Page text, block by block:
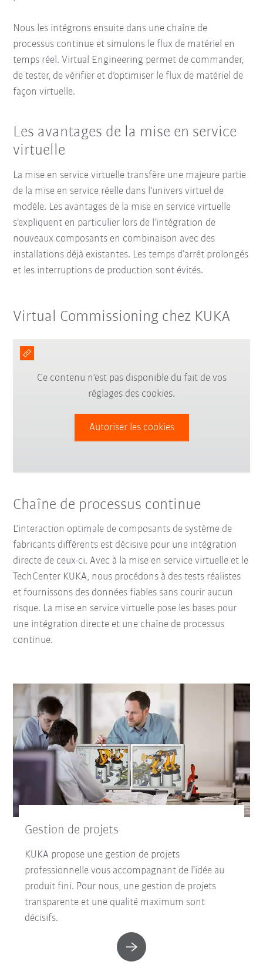
Nous les intégrons ensuite dans une chaîne de
processus continue et simulons le flux de matériel en
temps réel. Virtual Engineering permet de commander,
de tester, de vérifier et d’optimiser le flux de matériel de
façon virtuelle.
Les avantages de la mise en service
virtuelle
La mise en service virtuelle transfère une majeure partie
de la mise en service réelle dans l'univers virtuel de
modèle. Les avantages de la mise en service virtuelle
s’expliquent en particulier lors de l’intégration de
nouveaux composants en combinaison avec des
installations déjà existantes. Les temps d’arrêt prolongés
et les interruptions de production sont évités.
Virtual Commissioning chez KUKA
Ce contenu n’est pas disponible du fait de vos
réglages des cookies.
Autoriser les cookies
Chaîne de processus continue
L’interaction optimale de composants de système de
fabricants différents est décisive pour une intégration
directe de ceux-ci. Avec à la mise en service virtuelle et le
TechCenter KUKA, nous procédons à des tests réalistes
et fournissons des données fiables sans courir aucun
risque. La mise en service virtuelle pose les bases pour
une intégration directe et une chaîne de processus
continue.
Gestion de projets
KUKA propose une gestion de projets
professionnelle vous accompagnant de l’idée au
produit fini. Pour nous, une gestion de projets
transparente et une qualité maximum sont
décisifs.